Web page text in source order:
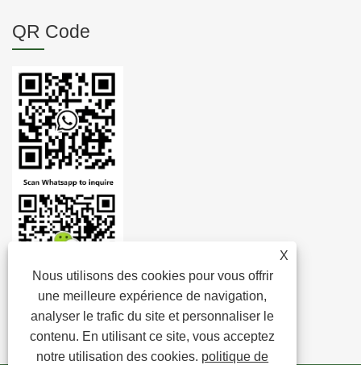
X
Nous utilisons des cookies pour vous offrir
une meilleure expérience de navigation,
analyser le trafic du site et personnaliser le
contenu. En utilisant ce site, vous acceptez
notre utilisation des cookies. politique de
QR Code